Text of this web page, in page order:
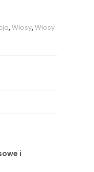
,Włosy,Włosy
i